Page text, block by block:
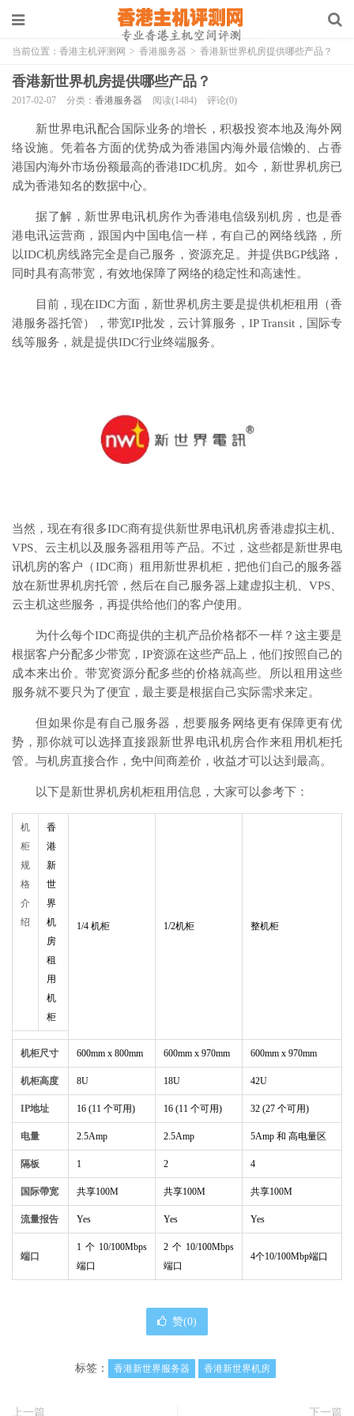
当前位置： 香港主机评测网 > 香港服务器 > 香港新世界机房提供哪些产品？
香港新世界机房提供哪些产品？
2017-02-07 分类： 香港服务器 阅读(1484) 评论(0)
新世界电讯配合国际业务的增长，积极投资本地及海外网
络设施。凭着各方面的优势成为香港国内海外最信懒的、占香
港国内海外市场份额最高的香港IDC机房。如今，新世界机房已
成为香港知名的数据中心。
据了解，新世界电讯机房作为香港电信级别机房，也是香
港电讯运营商，跟国内中国电信一样，有自己的网络线路，所
以IDC机房线路完全是自己服务，资源充足。并提供BGP线路，
同时具有高带宽，有效地保障了网络的稳定性和高速性。
目前，现在IDC方面，新世界机房主要是提供机柜租用（香
港服务器托管），带宽IP批发，云计算服务，IP Transit，国际专
线等服务，就是提供IDC行业终端服务。
当然，现在有很多IDC商有提供新世界电讯机房香港虚拟主机、
VPS、云主机以及服务器租用等产品。不过，这些都是新世界电
讯机房的客户（IDC商）租用新世界机柜，把他们自己的服务器
放在新世界机房托管，然后在自己服务器上建虚拟主机、VPS、
云主机这些服务，再提供给他们的客户使用。
为什么每个IDC商提供的主机产品价格都不一样？这主要是
根据客户分配多少带宽，IP资源在这些产品上，他们按照自己的
成本来出价。带宽资源分配多些的价格就高些。所以租用这些
服务就不要只为了便宜，最主要是根据自己实际需求来定。
但如果你是有自己服务器，想要服务网络更有保障更有优
势，那你就可以选择直接跟新世界电讯机房合作来租用机柜托
管。与机房直接合作，免中间商差价，收益才可以达到最高。
以下是新世界机房机柜租用信息，大家可以参考下：
机
柜
规
格
介
绍
香
港
新
世
界
机
房
租
用
机
柜
1/4 机柜 1/2机柜 整机柜
机柜尺寸 600mm x 800mm 600mm x 970mm 600mm x 970mm
机柜高度 8U 18U 42U
IP地址 16 (11 个可用) 16 (11 个可用) 32 (27 个可用)
电量 2.5Amp 2.5Amp 5Amp 和 高电量区
隔板 1 2 4
国际帶宽 共享100M 共享100M 共享100M
流量报告 Yes Yes Yes
端口
1个10/100Mbps
端口
2个10/100Mbps
端口
4个10/100Mbp端口
赞(0)
标签： 香港新世界服务器 香港新世界机房
上一篇 下一篇